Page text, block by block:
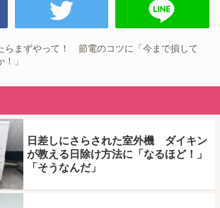
らまずやって！ 節電のコツに「今まで損して
」
日差しにさらされた室外機 ダイキン
が教える日除け方法に「なるほど！」
「そうなんだ」